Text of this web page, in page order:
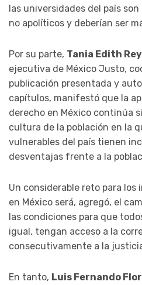
las universidades del país
no apolíticos y deberían ser
Por su parte, Tania Edith
ejecutiva de México Justo,
publicación presentada y
capítulos, manifestó que la
derecho en México continúa
cultura de la población en la
vulnerables del país tienen
desventajas frente a la
Un considerable reto para
en México será, agregó, el
las condiciones para que
igual, tengan acceso a la
consecutivamente a la
En tanto, Luis Fernando